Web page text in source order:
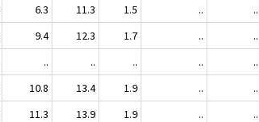
6.3 11.3 1.5 .. ..
9.4 12.3 1.7 .. ..
.. .. .. .. ..
10.8 13.4 1.9 .. ..
11.3 13.9 1.9 .. ..